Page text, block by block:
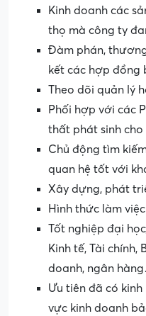
Kinh doanh các
thọ mà công ty
Đàm phán,
kết các hợp đồng
Theo dõi quản lý
Phối hợp với các
thất phát sinh cho
Chủ động tìm
quan hệ tốt với
Xây dựng, phát
Hình thức làm
Tốt nghiệp đại
Kinh tế, Tài chính,
doanh, ngân
Ưu tiên đã có
vực kinh doanh